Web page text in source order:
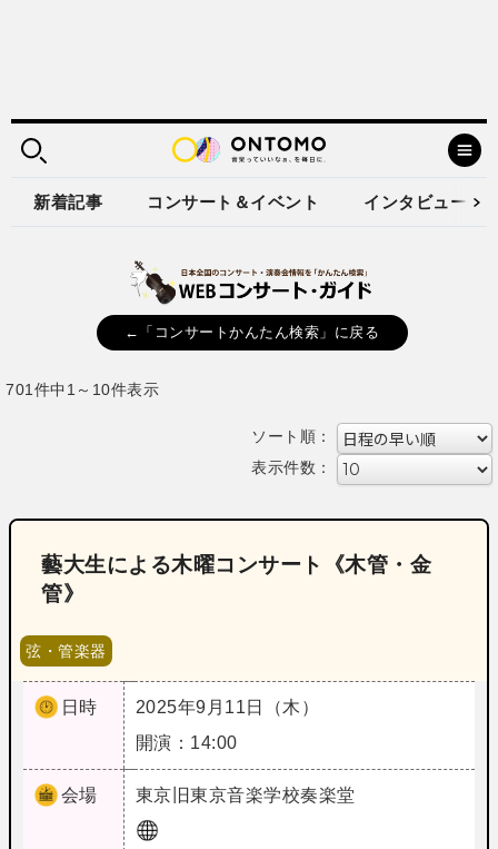
新着記事 コンサート＆イベント インタビュー
←「コンサートかんたん検索」に戻る
701件中1～10件表示
ソート順：
表示件数：
藝大生による木曜コンサート《木管・金
管》
弦・管楽器
日時
2025年9月11日（木）
開演：14:00
会場 東京 旧東京音楽学校奏楽堂